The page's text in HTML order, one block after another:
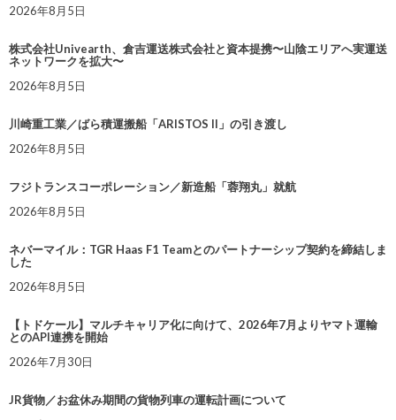
2026年8月5日
株式会社Univearth、倉吉運送株式会社と資本提携〜山陰エリアへ実運送
ネットワークを拡大〜
2026年8月5日
川崎重工業／ばら積運搬船「ARISTOS II」の引き渡し
2026年8月5日
フジトランスコーポレーション／新造船「蓉翔丸」就航
2026年8月5日
ネバーマイル：TGR Haas F1 Teamとのパートナーシップ契約を締結しま
した
2026年8月5日
【トドケール】マルチキャリア化に向けて、2026年7月よりヤマト運輸
とのAPI連携を開始
2026年7月30日
JR貨物／お盆休み期間の貨物列車の運転計画について